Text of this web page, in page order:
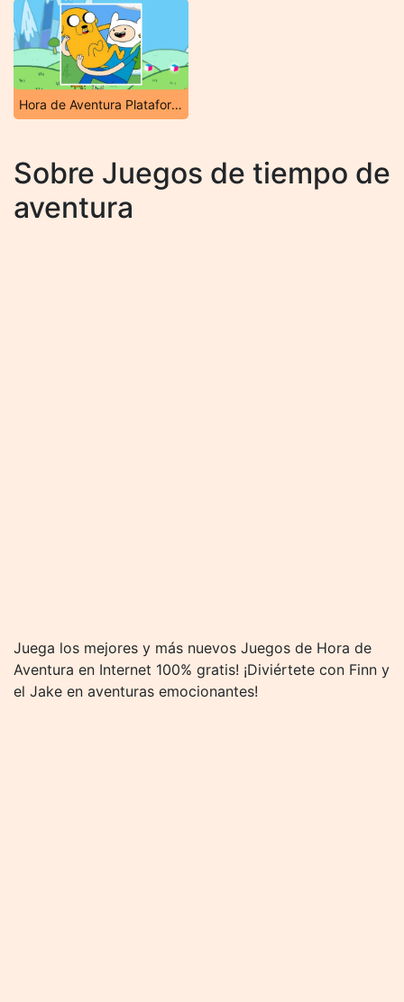
Hora de Aventura Plataforma
Sobre Juegos de tiempo de
aventura
Juega los mejores y más nuevos Juegos de Hora de
Aventura en Internet 100% gratis! ¡Diviértete con Finn y
el Jake en aventuras emocionantes!